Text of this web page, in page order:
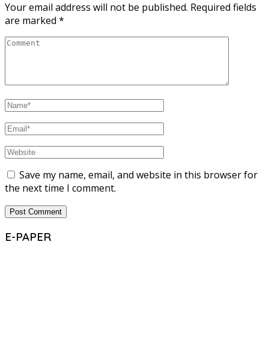
Your email address will not be published. Required fields
are marked *
Save my name, email, and website in this browser for
the next time I comment.
E-PAPER